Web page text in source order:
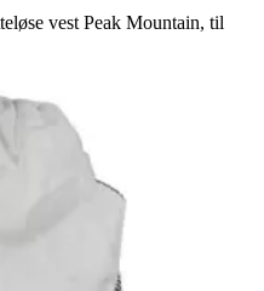
vest Peak Mountain, til